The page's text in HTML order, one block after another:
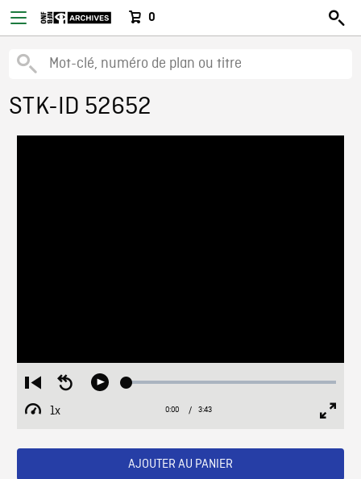
0
STK-ID 52652
Restart
from
beginning
Seek
Play Loaded:
1x
Playback
Current
0:00 / Duration
3:43
AJOUTER AU PANIER